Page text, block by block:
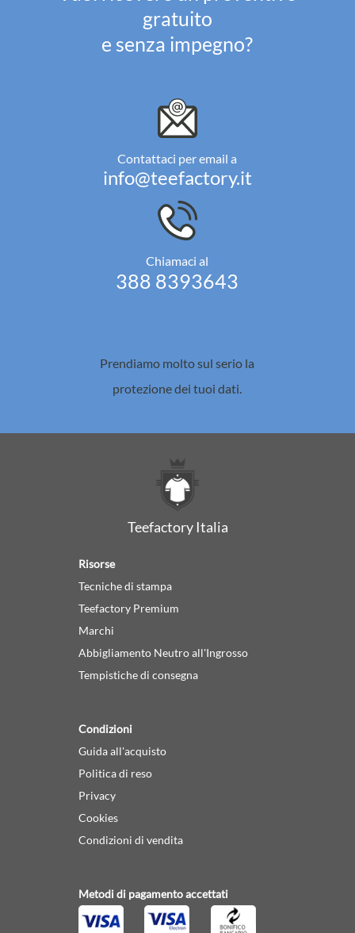
gratuito
e senza impegno?
Contattaci per email a
info@teefactory.it
Chiamaci al
388 8393643
Prendiamo molto sul serio la
protezione dei tuoi dati.
Teefactory Italia
Risorse
Tecniche di stampa
Teefactory Premium
Marchi
Abbigliamento Neutro all'Ingrosso
Tempistiche di consegna
Condizioni
Guida all'acquisto
Politica di reso
Privacy
Cookies
Condizioni di vendita
Metodi di pagamento accettati